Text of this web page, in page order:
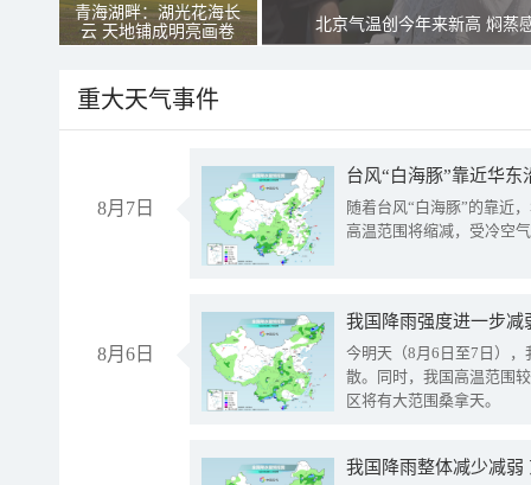
青海湖畔：湖光花海长
云 天地铺成明亮画卷
北京气温创今年来新高 焖蒸
重大天气事件
8月7日
台风“白海豚”靠近华
随着台风“白海豚”的靠近
高温范围将缩减，受冷空
8月6日
今明天（8月6日至7日）
散。同时，我国高温范围
区将有大范围桑拿天。
我国降雨整体减少减弱